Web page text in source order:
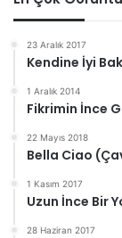
23 Aralık 2017
Kendine İyi
1 Aralık 2014
Fikrimin İnce
22 Mayıs 2018
Bella Ciao
1 Kasım 2017
Uzun İnce Bir
28 Haziran 2017